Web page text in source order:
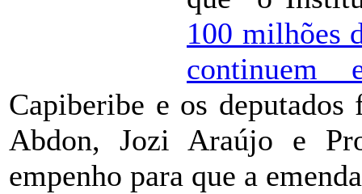
100 milhões
continuem
Capiberibe e os deputados
Abdon, Jozi Araújo e
empenho para que a